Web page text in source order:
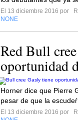
El 13 diciembre 2016 por
NONE
Red Bull
oportunidad
Horner dice que Pierre
pesar de que la
El 13 diciembre 2016 por